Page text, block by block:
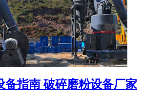
备指南 破碎磨粉设备厂家